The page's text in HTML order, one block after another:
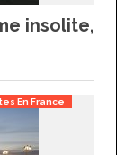
insolite,
En France